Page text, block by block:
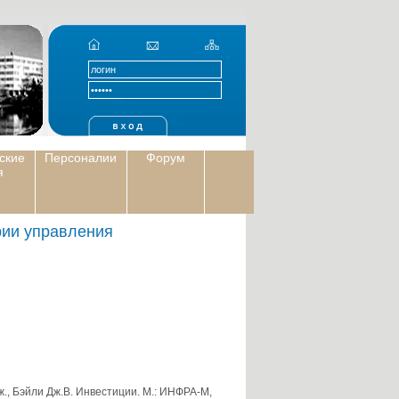
Персоналии Форум
управления
Бэйли Дж.В. Инвестиции. М.: ИНФРА-М,